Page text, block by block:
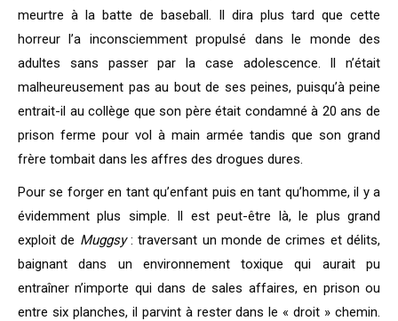
meurtre à la batte de baseball. Il dira plus tard que cette
horreur l’a inconsciemment propulsé dans le monde des
adultes sans passer par la case adolescence. Il n’était
malheureusement pas au bout de ses peines, puisqu’à peine
entrait-il au collège que son père était condamné à 20 ans de
prison ferme pour vol à main armée tandis que son grand
frère tombait dans les affres des drogues dures.
Pour se forger en tant qu’enfant puis en tant qu’homme, il y a
évidemment plus simple. Il est peut-être là, le plus grand
exploit de Muggsy: traversant un monde de crimes et délits,
baignant dans un environnement toxique qui aurait pu
entraîner n’importe qui dans de sales affaires, en prison ou
entre six planches, il parvint à rester dans le « droit » chemin.